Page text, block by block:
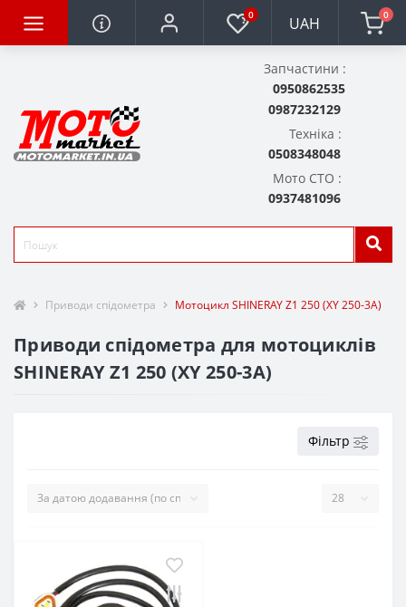
0 UAH 0
Запчастини :
0950862535
0987232129
Техніка :
0508348048
Мото СТО :
0937481096
Приводи спідометра Мотоцикл SHINERAY Z1 250 (XY 250-3A)
Приводи спідометра для мотоциклів
SHINERAY Z1 250 (XY 250-3A)
Фільтр